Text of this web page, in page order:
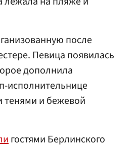
после
Певица появилась
дополнила
исполнительнице
тенями и бежевой
гостями Берлинского